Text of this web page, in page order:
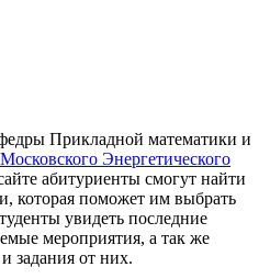
Прикладной математики и
Московского Энергетического
абитуриенты смогут найти
которая поможет им выбрать
увидеть последние
мероприятия, а так же
задания от них.